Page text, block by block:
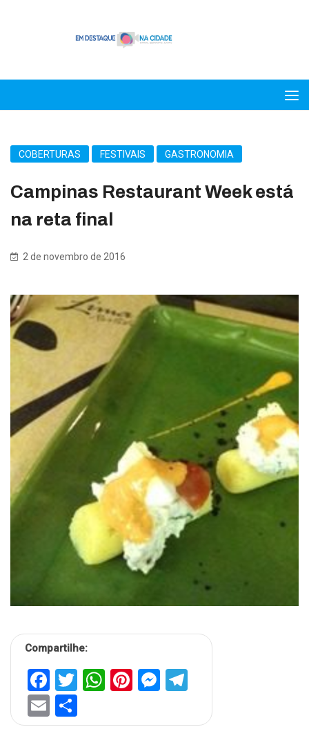
COBERTURAS FESTIVAIS GASTRONOMIA
Campinas Restaurant Week está
na reta final
2 de novembro de 2016
Compartilhe:
Facebook
Twitter
WhatsApp
Pinterest
Messenger
Email